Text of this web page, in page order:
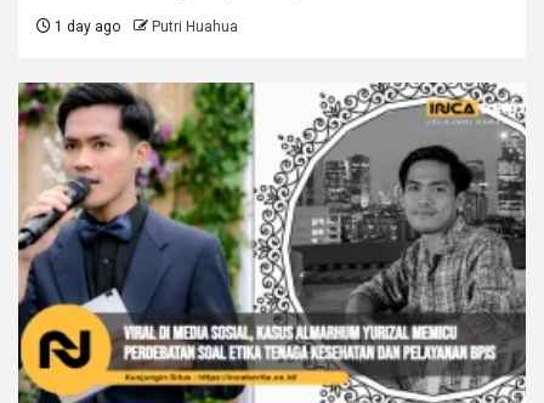
1 day ago Putri Huahua